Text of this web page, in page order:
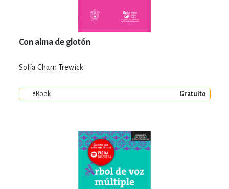
Con alma de glotón
Sofía Cham Trewick
eBook Gratuito